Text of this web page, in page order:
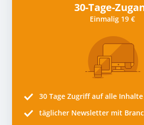
30-Tage-
Einmalig 19 €
30 Tage Zugriff auf alle
täglicher Newsletter mit